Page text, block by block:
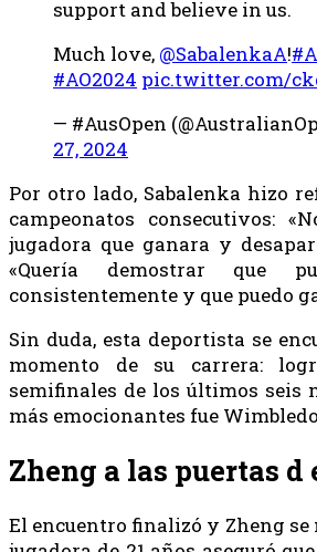
support and believe in us.
Much love, @SabalenkaA!
#AO2024 pic.twitter.com/
— #AusOpen
27, 2024
Por otro lado, Sabalenka hizo
campeonatos consecutivos:
jugadora que ganara y
«Quería demostrar que
consistentemente y que puedo
Sin duda, esta deportista se
momento de su carrera:
semifinales de los últimos seis
más emocionantes fue
Zheng a las puertas
El encuentro finalizó y Zheng se